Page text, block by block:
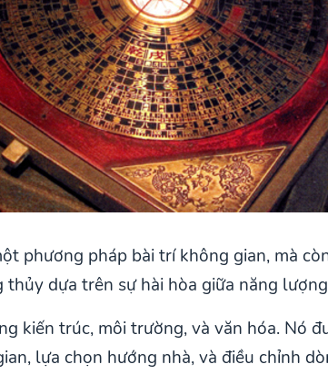
phương pháp bài trí không gian, mà
dựa trên sự hài hòa giữa năng
kiến trúc, môi trường, và văn hóa. Nó
lựa chọn hướng nhà, và điều chỉnh